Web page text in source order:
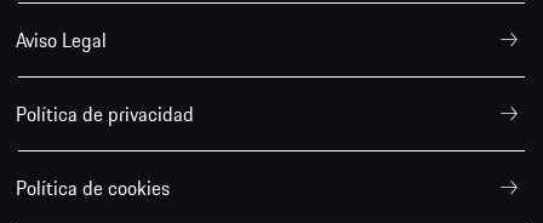
Aviso Legal
Política de privacidad
Política de cookies